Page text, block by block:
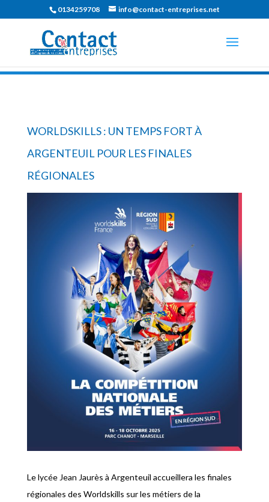
0134259708 info@contact-entreprises.net
WORLDSKILLS : UN TEMPS FORT À
ARGENTEUIL POUR LES FINALES
RÉGIONALES
Le lycée Jean Jaurès à Argenteuil accueillera les finales
régionales des Worldskills sur les métiers de la